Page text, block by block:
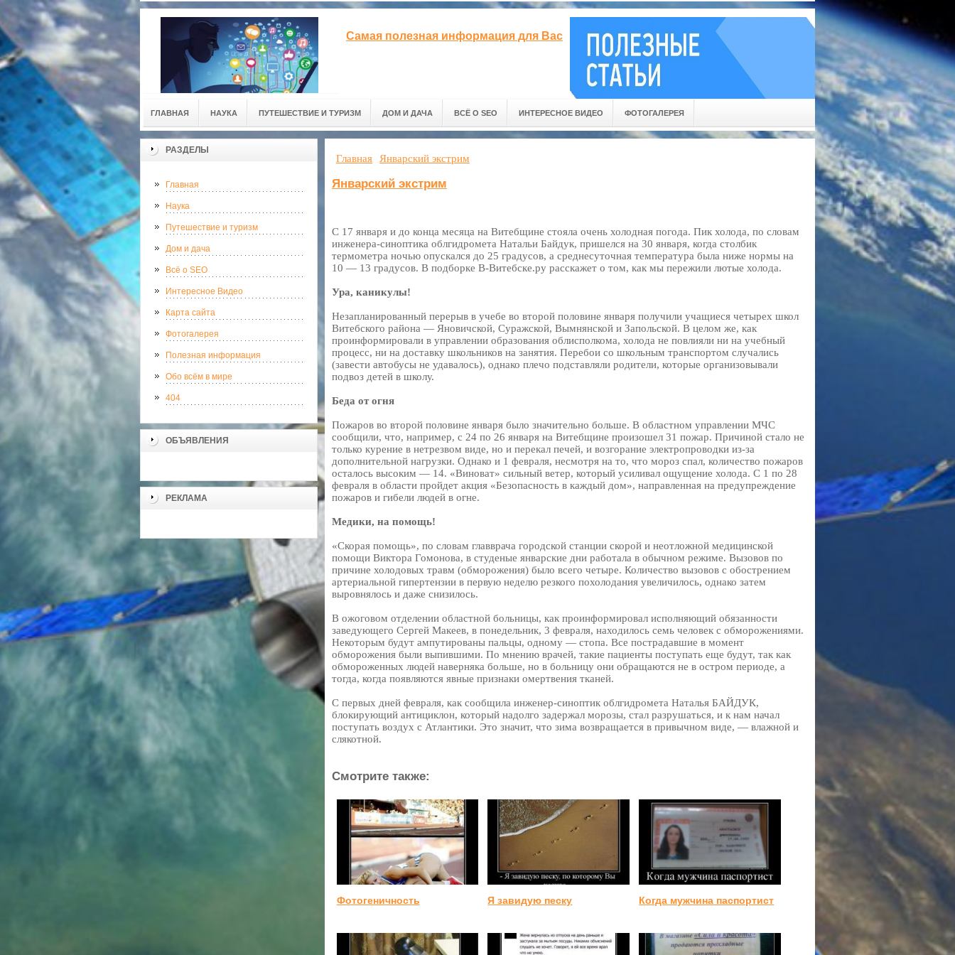
Самая полезная информация для Вас
ГЛАВНАЯ НАУКА ПУТЕШЕСТВИЕ И ТУРИЗМ ДОМ И ДАЧА ВСЁ О SEO ИНТЕРЕСНОЕ ВИДЕО ФОТОГАЛЕРЕЯ
РАЗДЕЛЫ
Главная
Наука
Путешествие и туризм
Дом и дача
Всё о SEO
Интересное Видео
Карта сайта
Фотогалерея
Полезная информация
Обо всём в мире
404
ОБЪЯВЛЕНИЯ
РЕКЛАМА
Главная Январский экстрим
Январский экстрим
С 17 января и до конца месяца на Витебщине стояла очень холодная погода. Пик холода, по словам
инженера-синоптика облгидромета Натальи Байдук, пришелся на 30 января, когда столбик
термометра ночью опускался до 25 градусов, а среднесуточная температура была ниже нормы на
10 — 13 градусов. В подборке В-Витебске.ру расскажет о том, как мы пережили лютые холода.
Ура, каникулы!
Незапланированный перерыв в учебе во второй половине января получили учащиеся четырех школ
Витебского района — Яновичской, Суражской, Вымнянской и Запольской. В целом же, как
проинформировали в управлении образования облисполкома, холода не повлияли ни на учебный
процесс, ни на доставку школьников на занятия. Перебои со школьным транспортом случались
(завести автобусы не удавалось), однако плечо подставляли родители, которые организовывали
подвоз детей в школу.
Беда от огня
Пожаров во второй половине января было значительно больше. В областном управлении МЧС
сообщили, что, например, с 24 по 26 января на Витебщине произошел 31 пожар. Причиной стало не
только курение в нетрезвом виде, но и перекал печей, и возгорание электропроводки из-за
дополнительной нагрузки. Однако и 1 февраля, несмотря на то, что мороз спал, количество пожаров
осталось высоким — 14. «Виноват» сильный ветер, который усиливал ощущение холода. С 1 по 28
февраля в области пройдет акция «Безопасность в каждый дом», направленная на предупреждение
пожаров и гибели людей в огне.
Медики, на помощь!
«Скорая помощь», по словам главврача городской станции скорой и неотложной медицинской
помощи Виктора Гомонова, в студеные январские дни работала в обычном режиме. Вызовов по
причине холодовых травм (обморожения) было всего четыре. Количество вызовов с обострением
артериальной гипертензии в первую неделю резкого похолодания увеличилось, однако затем
выровнялось и даже снизилось.
В ожоговом отделении областной больницы, как проинформировал исполняющий обязанности
заведующего Сергей Макеев, в понедельник, 3 февраля, находилось семь человек с обморожениями.
Некоторым будут ампутированы пальцы, одному — стопа. Все пострадавшие в момент
обморожения были выпившими. По мнению врачей, такие пациенты поступать еще будут, так как
обмороженных людей наверняка больше, но в больницу они обращаются не в остром периоде, а
тогда, когда появляются явные признаки омертвения тканей.
С первых дней февраля, как сообщила инженер-синоптик облгидромета Наталья БАЙДУК,
блокирующий антициклон, который надолго задержал морозы, стал разрушаться, и к нам начал
поступать воздух с Атлантики. Это значит, что зима возвращается в привычном виде, — влажной и
слякотной.
Смотрите также:
Фотогеничность Я завидую песку Когда мужчина паспортист